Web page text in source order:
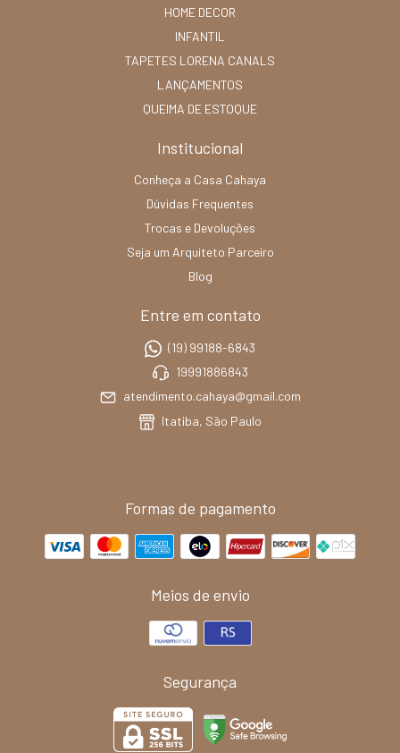
HOME DECOR
INFANTIL
TAPETES LORENA CANALS
LANÇAMENTOS
QUEIMA DE ESTOQUE
Institucional
Conheça a Casa Cahaya
Dúvidas Frequentes
Trocas e Devoluções
Seja um Arquiteto Parceiro
Blog
Entre em contato
(19) 99188-6843
19991886843
atendimento.cahaya@gmail.com
Itatiba, São Paulo
Formas de pagamento
Meios de envio
Segurança